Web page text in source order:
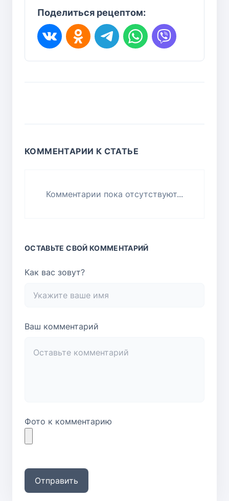
Поделиться рецептом:
КОММЕНТАРИИ К СТАТЬЕ
Комментарии пока отсутствуют...
ОСТАВЬТЕ СВОЙ КОММЕНТАРИЙ
Как вас зовут?
Ваш комментарий
Фото к комментарию
Отправить